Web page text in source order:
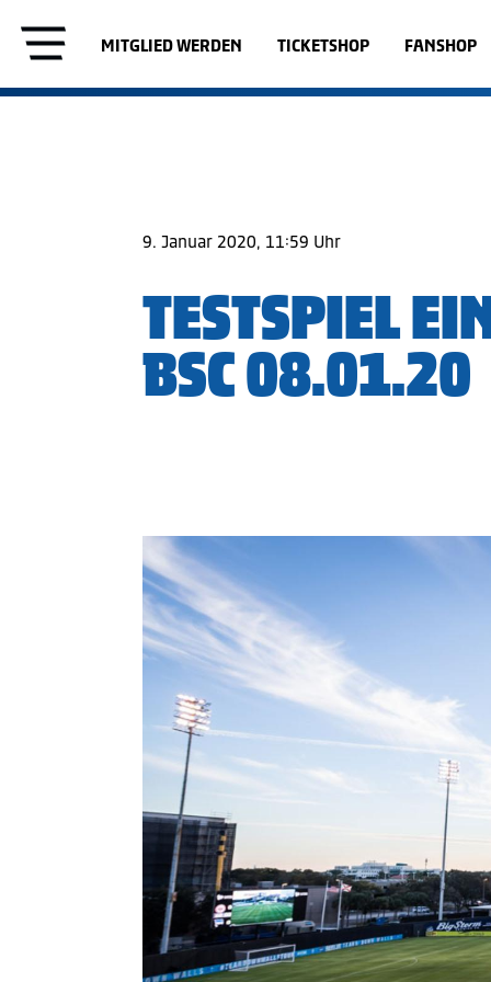
MITGLIED WERDEN TICKETSHOP FANSHOP
9. Januar 2020, 11:59 Uhr
TESTSPIEL
BSC 08.01.20